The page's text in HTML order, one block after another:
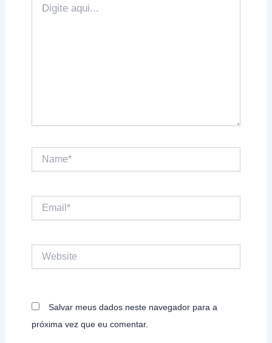
aqui...
Name*
Salvar meus dados neste navegador para a
próxima vez que eu comentar.